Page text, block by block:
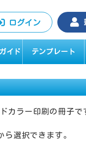
ログイン
イド テンプレート
カラー印刷の冊子で
選択できます。